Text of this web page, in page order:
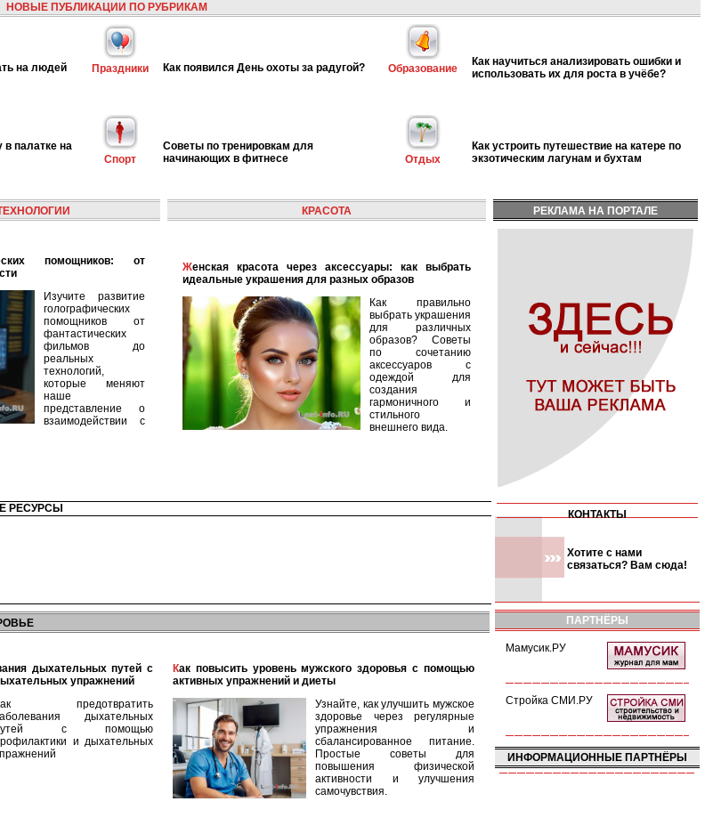
НОВЫЕ ПУБЛИКАЦИИ ПО РУБРИКАМ
на людей Праздники Как появился День охоты за радугой? Образование
Как научиться анализировать ошибки и
использовать их для роста в учёбе?
в палатке на
Спорт
Советы по тренировкам для
начинающих в фитнесе
Отдых
Как устроить путешествие на катере по
экзотическим лагунам и бухтам
Изучите развитие
голографических
помощников от
фантастических
фильмов до
реальных
технологий,
которые меняют
наше
представление о
взаимодействии с
КРАСОТА
Женская красота через аксессуары: как выбрать
идеальные украшения для разных образов
Как правильно
выбрать украшения
для различных
образов? Советы
по сочетанию
аксессуаров с
одеждой для
создания
гармоничного и
стильного
внешнего вида.
РЕКЛАМА НА ПОРТАЛЕ
РЕСУРСЫ КОНТАКТЫ
Хотите с нами
связаться? Вам сюда!
упражнений
предотвратить
дыхательных
с помощью
и дыхательных
Как повысить уровень мужского здоровья с помощью
активных упражнений и диеты
Узнайте, как улучшить мужское
здоровье через регулярные
упражнения и
сбалансированное питание.
Простые советы для
повышения физической
активности и улучшения
самочувствия.
ПАРТНЁРЫ
Мамусик.РУ
Стройка СМИ.РУ
ИНФОРМАЦИОННЫЕ ПАРТНЁРЫ